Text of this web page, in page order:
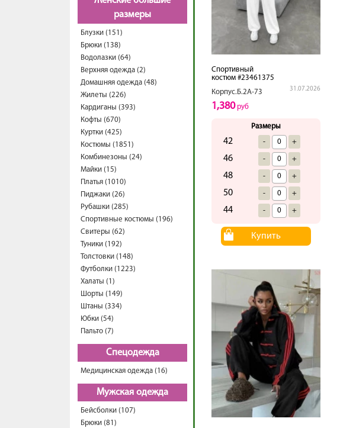
размеры
Блузки (151)
Брюки (138)
Водолазки (64)
Верхняя одежда (2)
Домашняя одежда (48)
Жилеты (226)
Кардиганы (393)
Кофты (670)
Куртки (425)
Костюмы (1851)
Комбинезоны (24)
Майки (15)
Платья (1010)
Пиджаки (26)
Рубашки (285)
Спортивные костюмы (196)
Свитеры (62)
Туники (192)
Толстовки (148)
Футболки (1223)
Халаты (1)
Шорты (149)
Штаны (334)
Юбки (54)
Пальто (7)
Спецодежда
Медицинская одежда (16)
Мужская одежда
Бейсболки (107)
Брюки (81)
Спортивный
костюм #23461375
Корпус.Б.2А-73
31.07.2026
1,380руб
Размеры
42 - +
46 - +
48 - +
50 - +
44 - +
Купить